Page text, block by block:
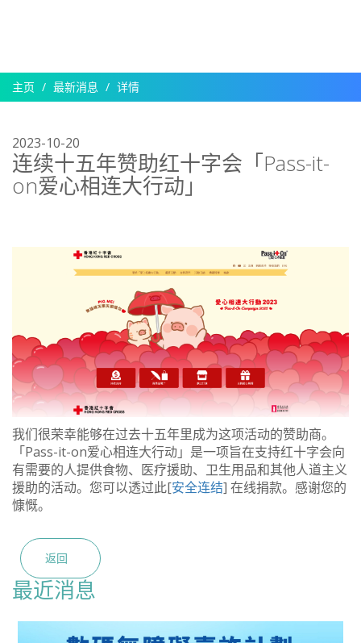
主页 最新消息 详情
2023-10-20
连续十五年赞助红十字会「Pass-it-
on爱心相连大行动」
我们很荣幸能够在过去十五年里成为这项活动的赞助商。
「Pass-it-on爱心相连大行动」是一项旨在支持红十字会向
有需要的人提供食物、医疗援助、卫生用品和其他人道主义
援助的活动。您可以透过此[安全连结] 在线捐款。感谢您的
慷慨。
返回
最近消息